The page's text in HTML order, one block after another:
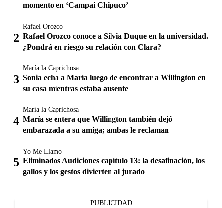
momento en ‘Campai Chipuco’
Rafael Orozco
Rafael Orozco conoce a Silvia Duque en la universidad.
¿Pondrá en riesgo su relación con Clara?
María la Caprichosa
Sonia echa a María luego de encontrar a Willington en
su casa mientras estaba ausente
María la Caprichosa
María se entera que Willington también dejó
embarazada a su amiga; ambas le reclaman
Yo Me Llamo
Eliminados Audiciones capítulo 13: la desafinación, los
gallos y los gestos divierten al jurado
PUBLICIDAD